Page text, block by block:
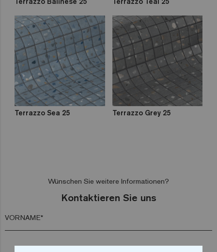
Terrazzo Sea 25 Terrazzo Grey 25
Wünschen Sie weitere Informationen?
Kontaktieren Sie uns
VORNAME*